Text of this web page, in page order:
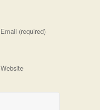
Email (required)
Website